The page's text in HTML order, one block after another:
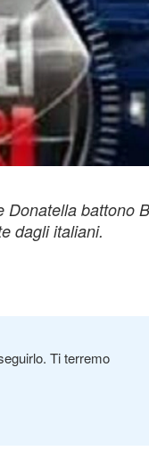
Donatella battono
dagli italiani.
Ti terremo